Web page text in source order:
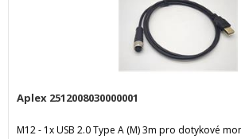
Aplex 2512008030000001
M12 - 1x USB 2.0 Type A (M) 3m pro dotykové